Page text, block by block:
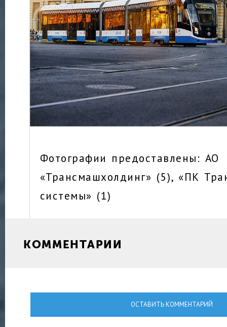
Фотографии предоставлены: АО
«Трансмашхолдинг» (5), «ПК
системы» (1)
КОММЕНТАРИИ
ОСТАВИТЬ КОММЕНТАРИЙ